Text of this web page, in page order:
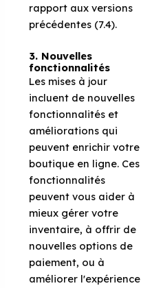
rapport aux versions
précédentes (7.4).
3. Nouvelles
fonctionnalités
Les mises à jour
incluent de nouvelles
fonctionnalités et
améliorations qui
peuvent enrichir votre
boutique en ligne. Ces
fonctionnalités
peuvent vous aider à
mieux gérer votre
inventaire, à offrir de
nouvelles options de
paiement, ou à
améliorer l'expérience